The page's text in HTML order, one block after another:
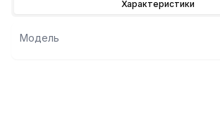
Характеристики
Модель